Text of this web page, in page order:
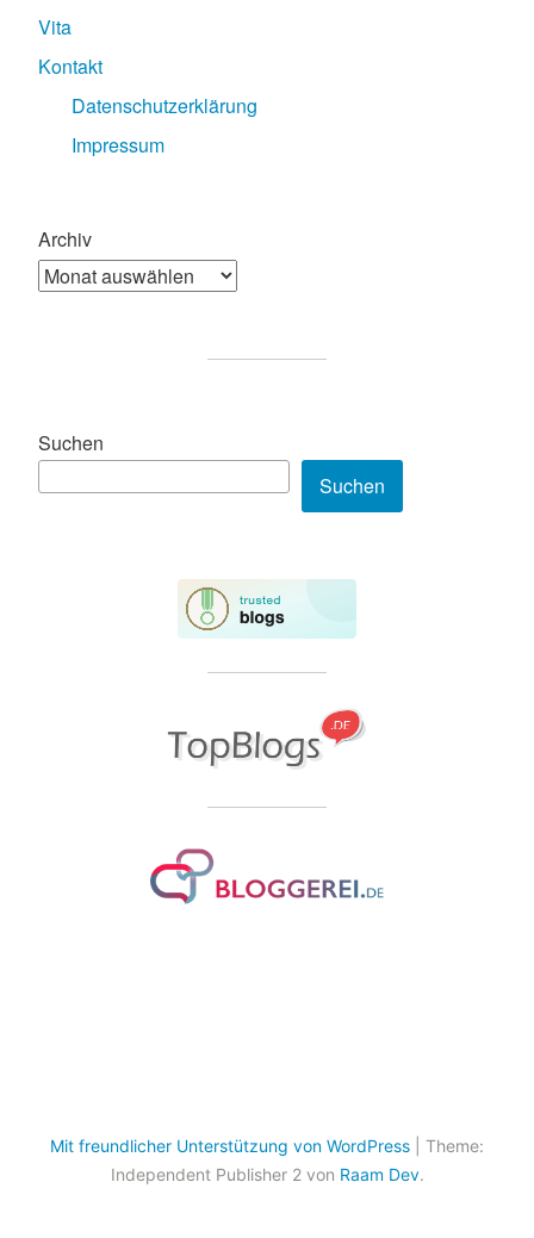
Vita
Kontakt
Datenschutzerklärung
Impressum
Archiv
Suchen
Suchen
Mit freundlicher Unterstützung von WordPress
Theme:
Independent Publisher 2 von Raam Dev.